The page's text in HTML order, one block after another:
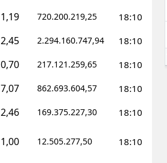
1,19 720.200.219,25 18:10
2,45 2.294.160.747,94 18:10
0,70 217.121.259,65 18:10
7,07 862.693.604,57 18:10
2,46 169.375.227,30 18:10
1,00 12.505.277,50 18:10